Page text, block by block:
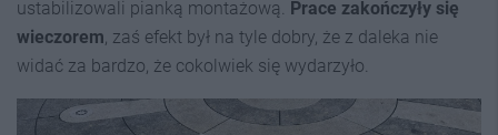
ustabilizowali pianką montażową. Prace zakończyły się
wieczorem , zaś efekt był na tyle dobry, że z daleka nie
widać za bardzo, że cokolwiek się wydarzyło.